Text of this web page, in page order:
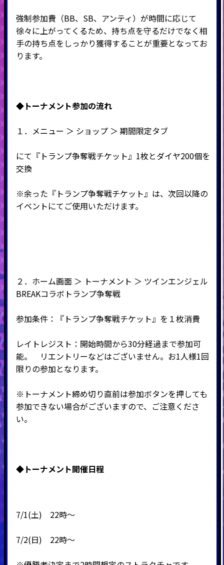
強制参加費（BB、SB、アンティ）が時間に応じて
徐々に上がってくるため、持ち点を守るだけでなく相
手の持ち点をしっかり獲得することが重要となってお
ります。
◆トーナメント参加の流れ
１．メニュー ＞ ショップ ＞ 期間限定タブ
にて『トランプ争奪戦チケット』1枚とダイヤ200個を
交換
※余った『トランプ争奪戦チケット』は、 次回以降の
イベントにてご使用いただけます。
２．ホーム画面 ＞ トーナメント ＞ ツインエンジェル
BREAKコラボトランプ争奪戦
参加条件：『トランプ争奪戦チケット』を１枚消費
レイトレジスト：開始時間から30分経過まで参加可
能。 リエントリーなどはございません。お1人様1回
限りの参加となります。
※トーナメント締め切り直前は参加ボタンを押しても
参加できない場合がございますので、ご注意くださ
い。
◆トーナメント開催日程
7/1(土) 22時～
7/2(日) 22時～